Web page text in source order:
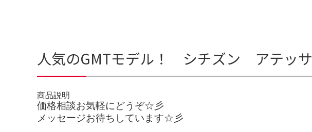
人気のGMTモデル！ シチズン アテ
商品説明
価格相談お気軽にどうぞ☆彡
メッセージお待ちしています☆彡